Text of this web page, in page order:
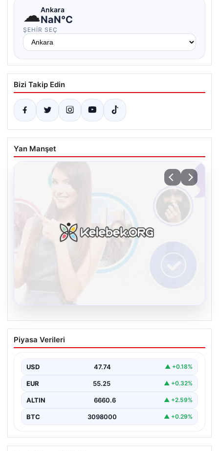
☁Ankara
NaN°C
ŞEHIR SEÇ
Bizi Takip Edin
Yan Manşet
Kelebek.Org İle Sanal İletişimin Seviyeli
Adresi Ve Muhabbet Deneyimi
oluşturması kritik bir hassasiyet taşımaktadır. Halen
çeşitli…
Piyasa Verileri
USD 47.74 ▲ +0.18%
EUR 55.25 ▲ +0.32%
ALTIN 6660.6 ▲ +2.59%
BTC 3098000 ▲ +0.29%